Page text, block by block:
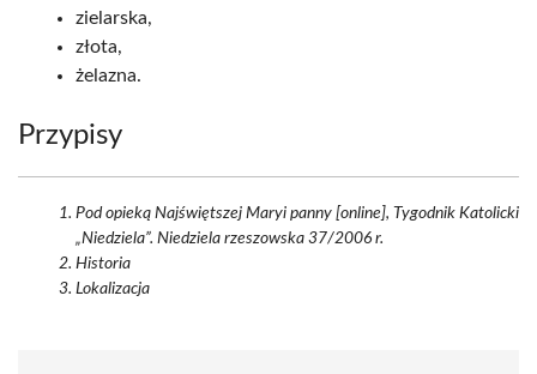
zielarska,
złota,
żelazna.
Przypisy
Pod opieką Najświętszej Maryi panny [online], Tygodnik Katolicki
„Niedziela”. Niedziela rzeszowska 37/2006 r.
Historia
Lokalizacja